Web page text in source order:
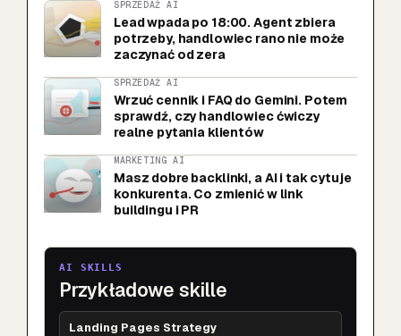
SPRZEDAŻ AI
Lead wpada po 18:00. Agent zbiera
potrzeby, handlowiec rano nie może
zaczynać od zera
SPRZEDAŻ AI
Wrzuć cennik i FAQ do Gemini. Potem
sprawdź, czy handlowiec ćwiczy
realne pytania klientów
MARKETING AI
Masz dobre backlinki, a AI i tak cytuje
konkurenta. Co zmienić w link
buildingu i PR
AI SKILLS
Przykładowe skille
Landing Pages Strategy